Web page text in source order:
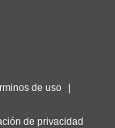
de uso
de privacidad